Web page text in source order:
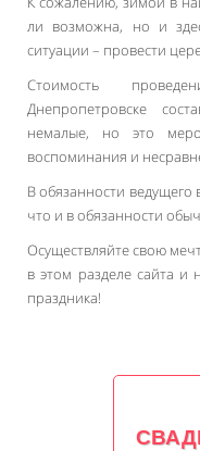
ли возможна, но и
ситуации – провести
Стоимость
Днепропетровске
немалые, но это
воспоминания и
В обязанности
что и в обязанности
Осуществляйте свою
в этом разделе сайта и
праздника!